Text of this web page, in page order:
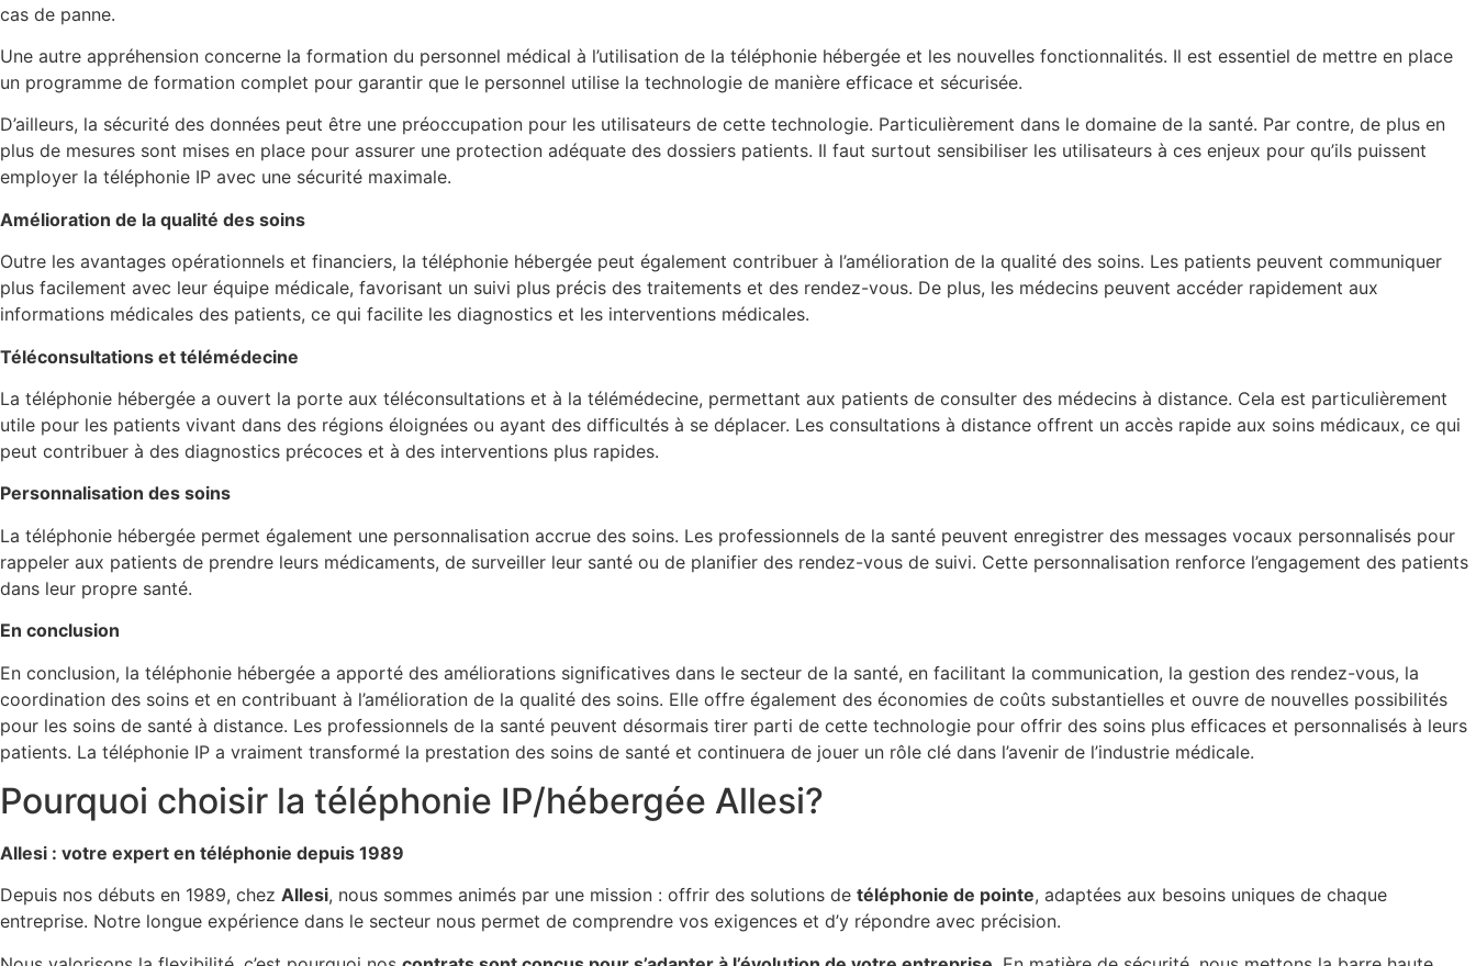
cas de panne.
Une autre appréhension concerne la formation du personnel médical à l’utilisation de la téléphonie hébergée et les nouvelles fonctionnalités. Il est essentiel de mettre en place
un programme de formation complet pour garantir que le personnel utilise la technologie de manière efficace et sécurisée.
D’ailleurs, la sécurité des données peut être une préoccupation pour les utilisateurs de cette technologie. Particulièrement dans le domaine de la santé. Par contre, de plus en
plus de mesures sont mises en place pour assurer une protection adéquate des dossiers patients. Il faut surtout sensibiliser les utilisateurs à ces enjeux pour qu’ils puissent
employer la téléphonie IP avec une sécurité maximale.
Amélioration de la qualité des soins
Outre les avantages opérationnels et financiers, la téléphonie hébergée peut également contribuer à l’amélioration de la qualité des soins. Les patients peuvent communiquer
plus facilement avec leur équipe médicale, favorisant un suivi plus précis des traitements et des rendez-vous. De plus, les médecins peuvent accéder rapidement aux
informations médicales des patients, ce qui facilite les diagnostics et les interventions médicales.
Téléconsultations et télémédecine
La téléphonie hébergée a ouvert la porte aux téléconsultations et à la télémédecine, permettant aux patients de consulter des médecins à distance. Cela est particulièrement
utile pour les patients vivant dans des régions éloignées ou ayant des difficultés à se déplacer. Les consultations à distance offrent un accès rapide aux soins médicaux, ce qui
peut contribuer à des diagnostics précoces et à des interventions plus rapides.
Personnalisation des soins
La téléphonie hébergée permet également une personnalisation accrue des soins. Les professionnels de la santé peuvent enregistrer des messages vocaux personnalisés pour
rappeler aux patients de prendre leurs médicaments, de surveiller leur santé ou de planifier des rendez-vous de suivi. Cette personnalisation renforce l’engagement des patients
dans leur propre santé.
En conclusion
En conclusion, la téléphonie hébergée a apporté des améliorations significatives dans le secteur de la santé, en facilitant la communication, la gestion des rendez-vous, la
coordination des soins et en contribuant à l’amélioration de la qualité des soins. Elle offre également des économies de coûts substantielles et ouvre de nouvelles possibilités
pour les soins de santé à distance. Les professionnels de la santé peuvent désormais tirer parti de cette technologie pour offrir des soins plus efficaces et personnalisés à leurs
patients. La téléphonie IP a vraiment transformé la prestation des soins de santé et continuera de jouer un rôle clé dans l’avenir de l’industrie médicale.
Pourquoi choisir la téléphonie IP/hébergée Allesi?
Allesi : votre expert en téléphonie depuis 1989
Depuis nos débuts en 1989, chez Allesi, nous sommes animés par une mission : offrir des solutions de téléphonie de pointe, adaptées aux besoins uniques de chaque
entreprise. Notre longue expérience dans le secteur nous permet de comprendre vos exigences et d’y répondre avec précision.